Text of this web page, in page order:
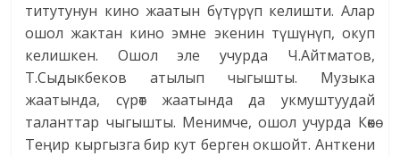
титутунун кино жаатын бүтүрүп келишти. Алар
ошол жактан кино эмне экенин түшүнүп, окуп
келишкен. Ошол эле учурда Ч.Айтматов,
Т.Сыдыкбеков атылып чыгышты. Музыка
жаатында, сүрөт жаатында да укмуштуудай
таланттар чыгышты. Менимче, ошол учурда Көкө
Теңир кыргызга бир кут берген окшойт. Анткени